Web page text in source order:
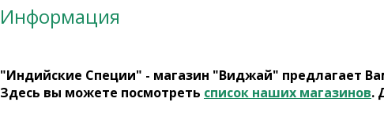
Информация
"Индийские Специи" - магазин "Виджай" предлагает
Здесь вы можете посмотреть список наших магазинов.